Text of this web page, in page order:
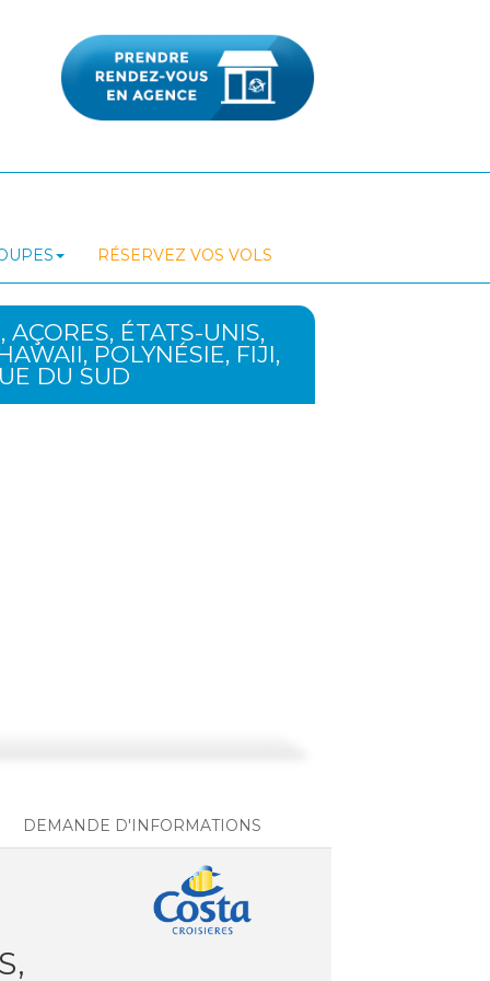
RÉSERVEZ VOS VOLS
ÉTATS-UNIS,
POLYNÉSIE, FIJI,
DU SUD
DEMANDE D'INFORMATIONS